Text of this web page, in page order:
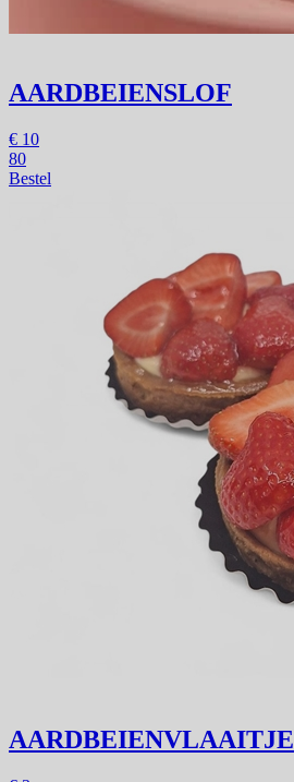
AARDBEIENSLOF
€ 10
80
Bestel
AARDBEIENVLAAITJE